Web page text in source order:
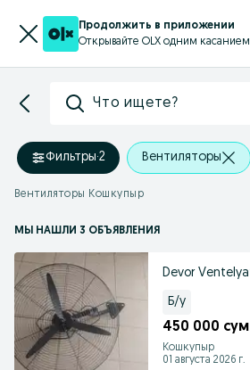
Продолжить в приложении
Открывайте OLX одним касанием
Что ищете?
Фильтры·2 Вентиляторы
Вентиляторы Кошкупыр
МЫ НАШЛИ 3 ОБЪЯВЛЕНИЯ
Devor
Б/у
450 000 сум
Кошкупыр
01 августа 2026 г.